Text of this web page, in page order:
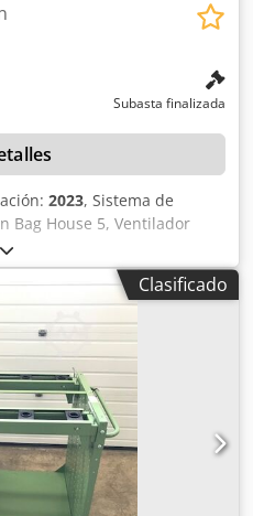
Subasta finalizada
2023, Sistema de
Bag House 5, Ventilador
calor, receptor de filtro
ventilador extractor con
Adpok Las ventas están
Se notificará a los
de 2 días hábiles.
Clasificado